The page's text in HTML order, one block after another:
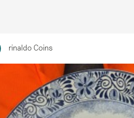
rinaldo Coins